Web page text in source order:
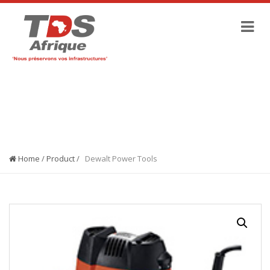
Home /Product/ Dewalt Power Tools